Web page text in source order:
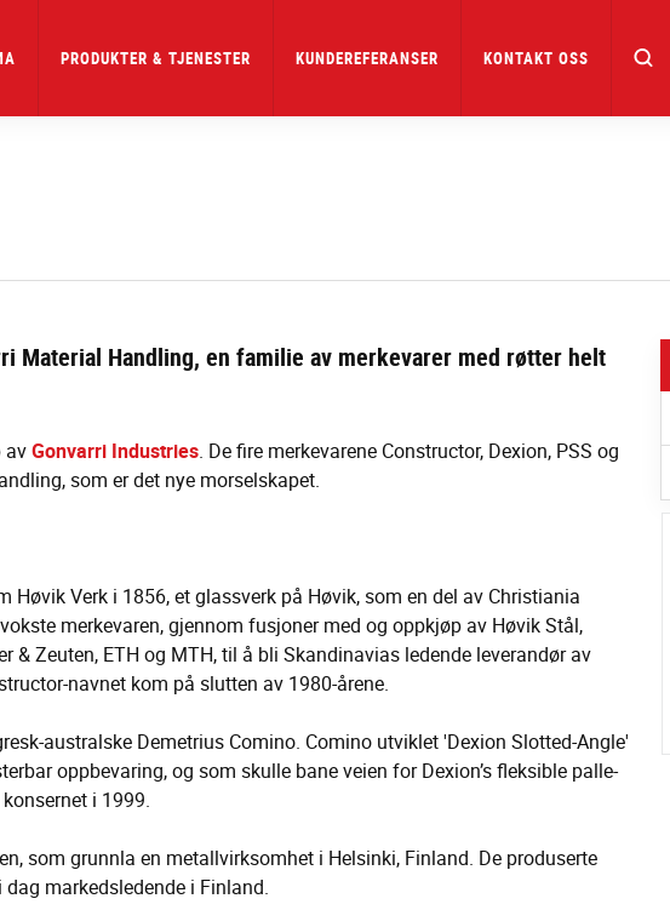
PRODUKTER & TJENESTER KUNDEREFERANSER KONTAKT OSS
Material Handling, en familie av merkevarer med røtter helt
avGonvarri Industries. De fire merkevarene Constructor, Dexion, PSS og
som er det nye morselskapet.
Høvik Verk i 1856, et glassverk på Høvik, som en del av Christiania
merkevaren, gjennom fusjoner med og oppkjøp av Høvik Stål,
& Zeuten, ETH og MTH, til å bli Skandinavias ledende leverandør av
navnet kom på slutten av 1980-årene.
australske Demetrius Comino. Comino utviklet 'Dexion Slotted-Angle'
oppbevaring, og som skulle bane veien for Dexion’s fleksible palle-
i 1999.
som grunnla en metallvirksomhet i Helsinki, Finland. De produserte
markedsledende i Finland.